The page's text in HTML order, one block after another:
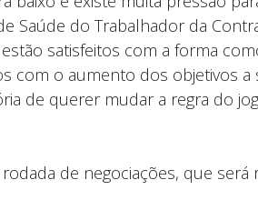
Saúde do Trabalhador da
satisfeitos com a forma
com o aumento dos objetivos a
de querer mudar a regra do
de negociações, que será